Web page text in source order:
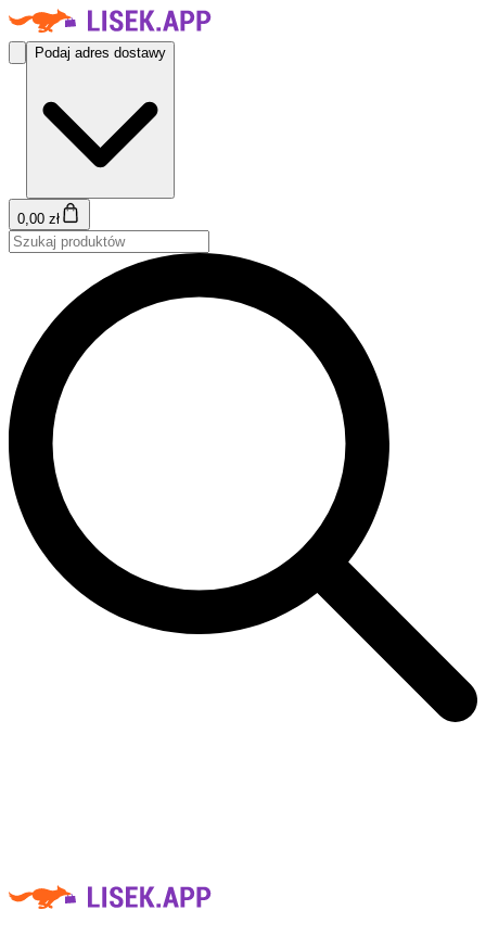
Podaj adres dostawy
0,00 zł